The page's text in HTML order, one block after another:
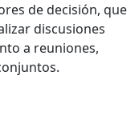
de decisión, que
discusiones
a reuniones,